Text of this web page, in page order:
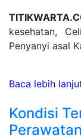
kesehatan,
Penyanyi asal
Baca lebih
Kondisi